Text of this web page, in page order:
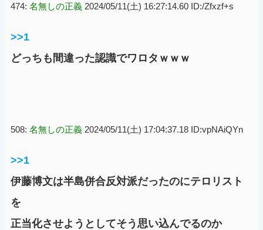
474: 名無しの正義 2024/05/11(土) 16:27:14.60 ID:/Zfxzf+s
>>1
どっちも間違った認識でワロタｗｗｗ
508: 名無しの正義 2024/05/11(土) 17:04:37.18 ID:vpNAiQYn
>>1
伊藤博文は半島併合反対派だったのにテロリスト
を
正当化させようとしてそう思い込んでるのか